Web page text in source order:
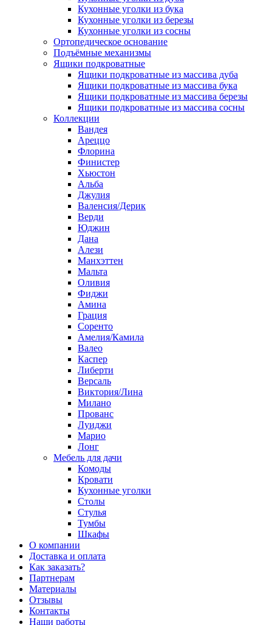
Кухонные уголки из бука
Кухонные уголки из березы
Кухонные уголки из сосны
Ортопедическое основание
Подъёмные механизмы
Ящики подкроватные
Ящики подкроватные из массива дуба
Ящики подкроватные из массива бука
Ящики подкроватные из массива березы
Ящики подкроватные из массива сосны
Коллекции
Вандея
Ареццо
Флорина
Финистер
Хьюстон
Альба
Джулия
Валенсия/Дерик
Верди
Юджин
Дана
Алези
Манхэттен
Мальта
Оливия
Фиджи
Амина
Грация
Соренто
Амелия/Камила
Валео
Каспер
Либерти
Версаль
Виктория/Лина
Милано
Прованс
Луиджи
Марио
Лонг
Мебель для дачи
Комоды
Кровати
Кухонные уголки
Столы
Стулья
Тумбы
Шкафы
О компании
Доставка и оплата
Как заказать?
Партнерам
Материалы
Отзывы
Контакты
Наши работы